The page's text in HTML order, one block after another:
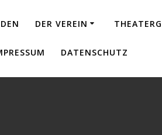
DER VEREIN
DATENSCHUTZ